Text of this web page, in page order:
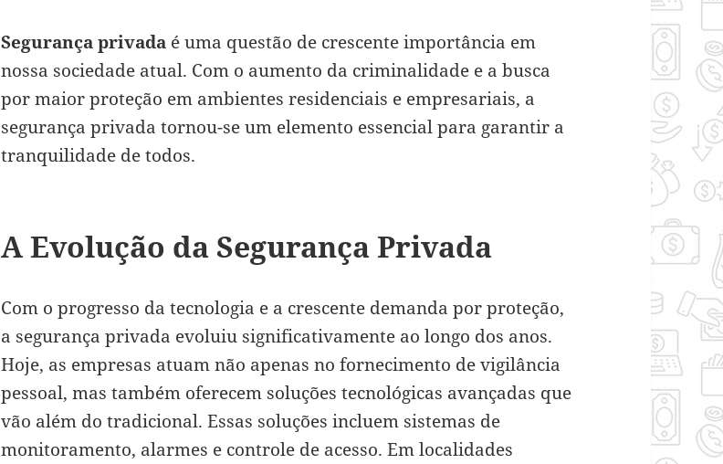
Segurança privada é uma questão de crescente importância em
nossa sociedade atual. Com o aumento da criminalidade e a busca
por maior proteção em ambientes residenciais e empresariais, a
segurança privada tornou-se um elemento essencial para garantir a
tranquilidade de todos.
A Evolução da Segurança Privada
Com o progresso da tecnologia e a crescente demanda por proteção,
a segurança privada evoluiu significativamente ao longo dos anos.
Hoje, as empresas atuam não apenas no fornecimento de vigilância
pessoal, mas também oferecem soluções tecnológicas avançadas que
vão além do tradicional. Essas soluções incluem sistemas de
monitoramento, alarmes e controle de acesso. Em localidades